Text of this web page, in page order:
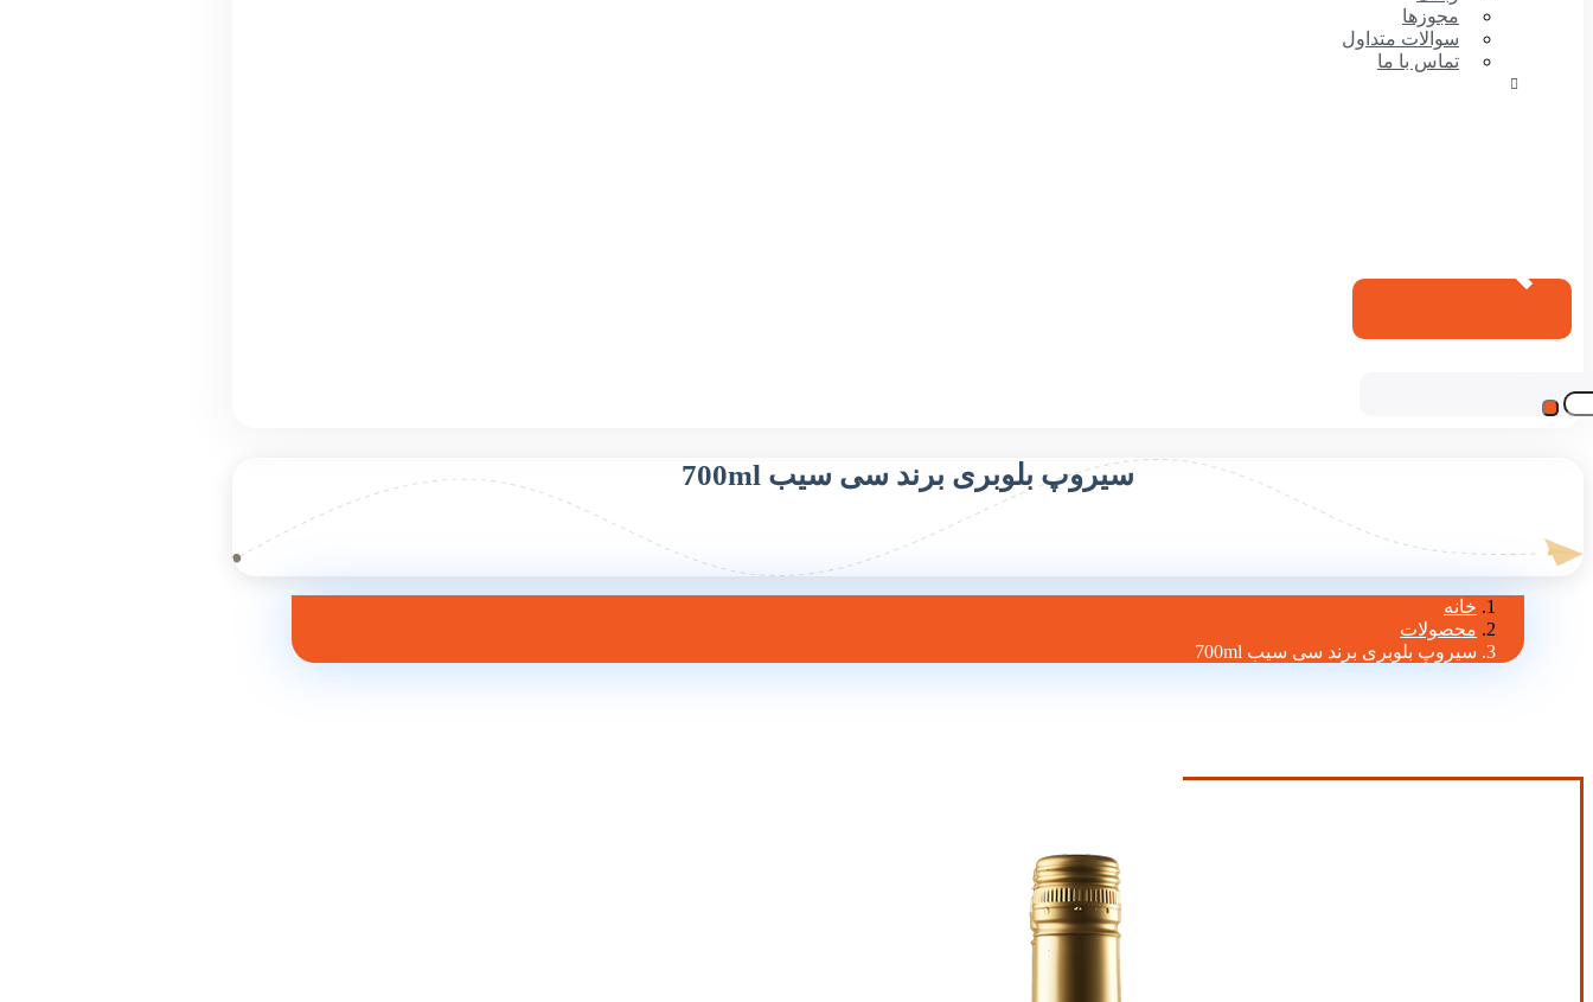
مجوزها
سوالات متداول
تماس با ما
سیروپ بلوبری برند سی سیب 700ml
خانه
محصولات
سیروپ بلوبری برند سی سیب 700ml